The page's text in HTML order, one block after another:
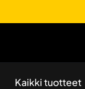
Kaikki tuotteet